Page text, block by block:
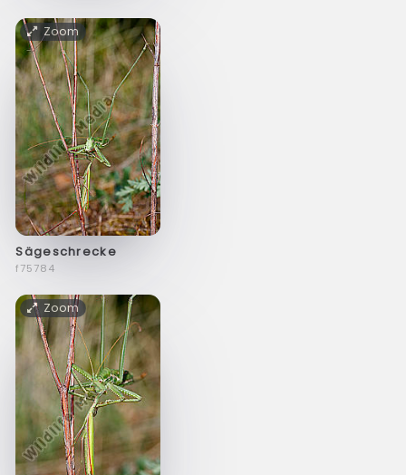
Zoom
Sägeschrecke
f75784
Zoom